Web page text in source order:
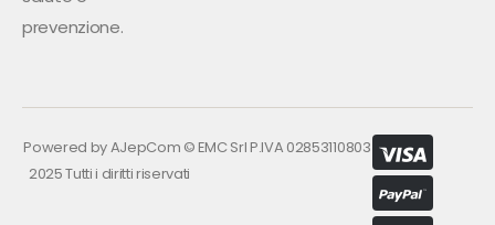
prevenzione.
Powered byAJepCom ©
2025 Tutti i diritti riservati
EMC Srl P.IVA 02853110803